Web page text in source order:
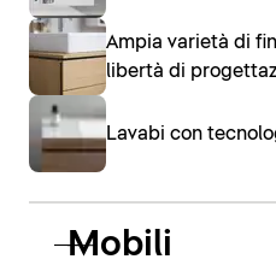
Ampia varietà di
libertà di
Lavabi con
Mobili